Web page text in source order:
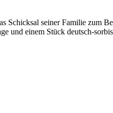
seiner Familie zum
und einem Stück deutsch-